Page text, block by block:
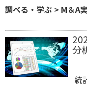
調べる・学ぶ > M＆A
分
統